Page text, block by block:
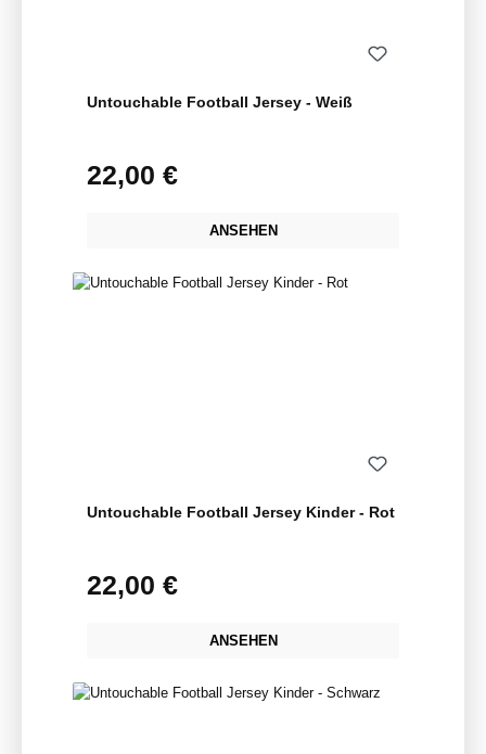
Untouchable Football Jersey - Weiß
Regulärer Preis:
22,00 €
ANSEHEN
Untouchable Football Jersey Kinder - Rot
Regulärer Preis:
22,00 €
ANSEHEN